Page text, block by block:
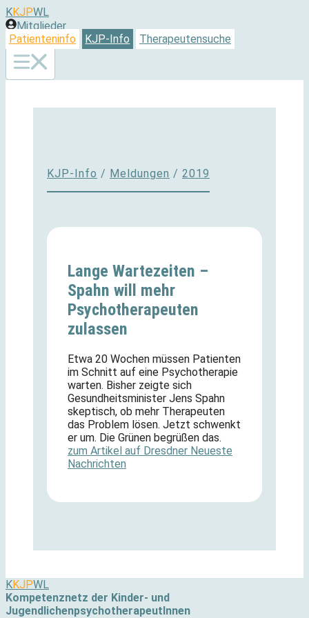
Zum
Inhalt
springen
KKJPWL
Mitglieder
Patienteninfo
KJP-Info Therapeutensuche
KJP-Info / Meldungen / 2019
Lange Wartezeiten –
Spahn will mehr
Psychotherapeuten
zulassen
Etwa 20 Wochen müssen Patienten
im Schnitt auf eine Psychotherapie
warten. Bisher zeigte sich
Gesundheitsminister Jens Spahn
skeptisch, ob mehr Therapeuten
das Problem lösen. Jetzt schwenkt
er um. Die Grünen begrüßen das.
zum Artikel auf Dresdner Neueste
Nachrichten
KKJPWL
Kompetenznetz der Kinder- und
JugendlichenpsychotherapeutInnen